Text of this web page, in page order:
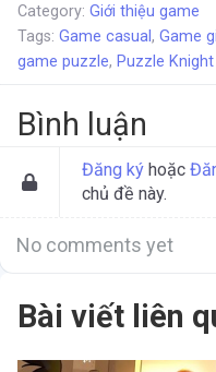
Category: Giới thiệu game
Tags: Game casual, Game
game puzzle, Puzzle Knight
Bình luận
Đăng ký hoặc
chủ đề này.
No comments yet
Bài viết liên